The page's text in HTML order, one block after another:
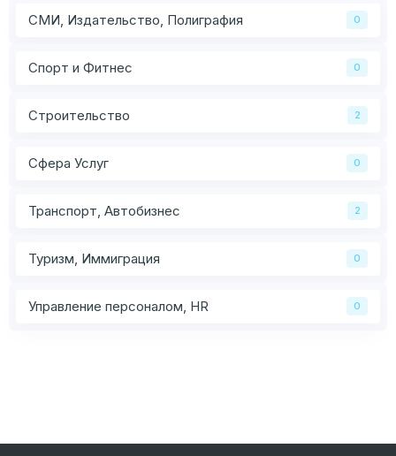
СМИ, Издательство, Полиграфия 0
Спорт и Фитнес 0
Строительство 2
Сфера Услуг 0
Транспорт, Автобизнес 2
Туризм, Иммиграция 0
Управление персоналом, HR 0